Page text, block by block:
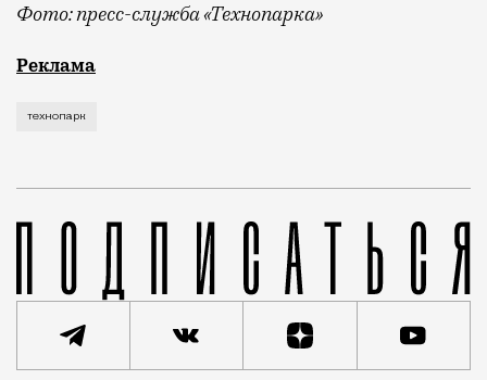
Фото: пресс-служба «Технопарка»
Рекламные кампании техники редко выходят за
Реклама
технопарк